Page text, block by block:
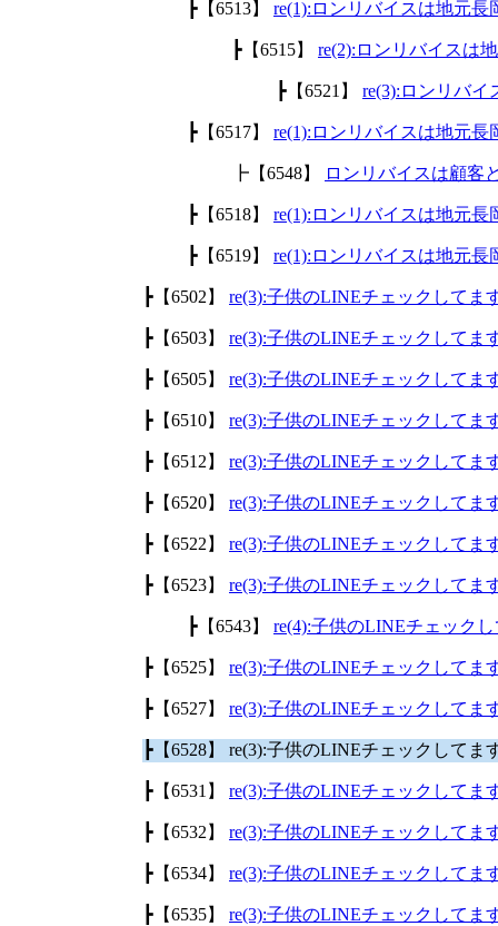
┣【6513】 re(1):ロンリバイスは地元
┣【6515】 re(2):ロンリバイスは
┣【6521】 re(3):ロンリバ
┣【6517】 re(1):ロンリバイスは地元
┣【6548】 ロンリバイスは顧客
┣【6518】 re(1):ロンリバイスは地元
┣【6519】 re(1):ロンリバイスは地元
┣【6502】 re(3):子供のLINEチェックしてま
┣【6503】 re(3):子供のLINEチェックしてま
┣【6505】 re(3):子供のLINEチェックしてま
┣【6510】 re(3):子供のLINEチェックしてま
┣【6512】 re(3):子供のLINEチェックしてま
┣【6520】 re(3):子供のLINEチェックしてま
┣【6522】 re(3):子供のLINEチェックしてま
┣【6523】 re(3):子供のLINEチェックしてま
┣【6543】 re(4):子供のLINEチェック
┣【6525】 re(3):子供のLINEチェックしてま
┣【6527】 re(3):子供のLINEチェックしてま
┣【6528】 re(3):子供のLINEチェックしてま
┣【6531】 re(3):子供のLINEチェックしてま
┣【6532】 re(3):子供のLINEチェックしてま
┣【6534】 re(3):子供のLINEチェックしてま
┣【6535】 re(3):子供のLINEチェックしてま